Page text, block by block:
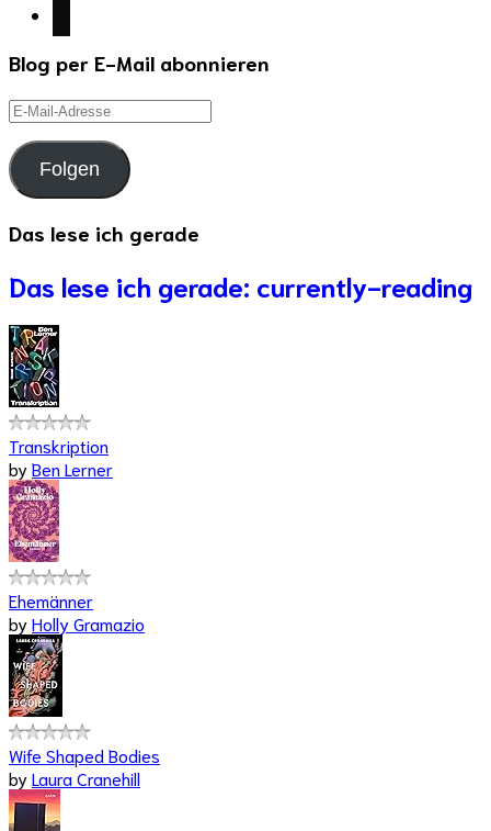
Blog per E-Mail abonnieren
E-
Mail-
Adresse
Folgen
Das lese ich gerade
Das lese ich gerade: currently-reading
Transkription
byBen Lerner
Ehemänner
byHolly Gramazio
Wife Shaped Bodies
byLaura Cranehill